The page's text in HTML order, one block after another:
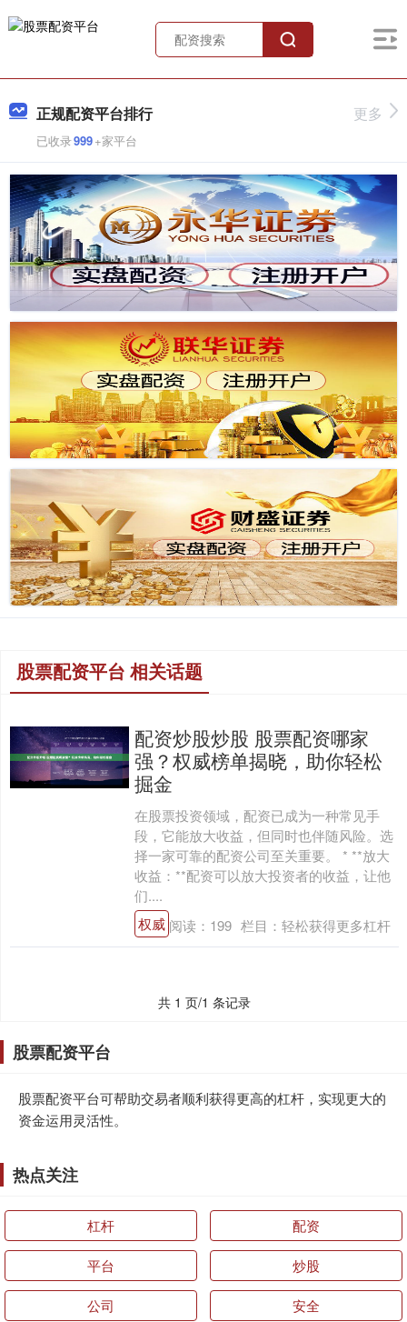
正规配资平台排行
已收录999+家平台
更多
股票配资平台 相关话题
配资炒股炒股 股票配资哪家
强？权威榜单揭晓，助你轻松
掘金
在股票投资领域，配资已成为一种常见手
段，它能放大收益，但同时也伴随风险。选
择一家可靠的配资公司至关重要。 * **放大
收益：**配资可以放大投资者的收益，让他
们....
权威 阅读： 199 栏目： 轻松获得更多杠杆
共 1 页/1 条记录
股票配资平台
股票配资平台可帮助交易者顺利获得更高的杠杆，实现更大的
资金运用灵活性。
热点关注
杠杆 配资
平台 炒股
公司 安全